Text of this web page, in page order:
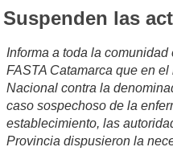
Suspenden las
Informa a toda la
FASTA Catamarca que en
Nacional contra la
caso sospechoso de la
establecimiento, las
Provincia dispusieron la